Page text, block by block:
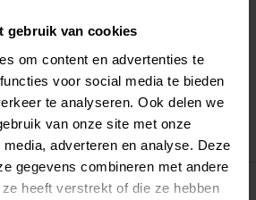
gebruik van cookies
om content en advertenties te
voor social media te bieden
te analyseren. Ook delen we
van onze site met onze
adverteren en analyse. Deze
gegevens combineren met andere
heeft verstrekt of die ze hebben
Klarna of Paypal